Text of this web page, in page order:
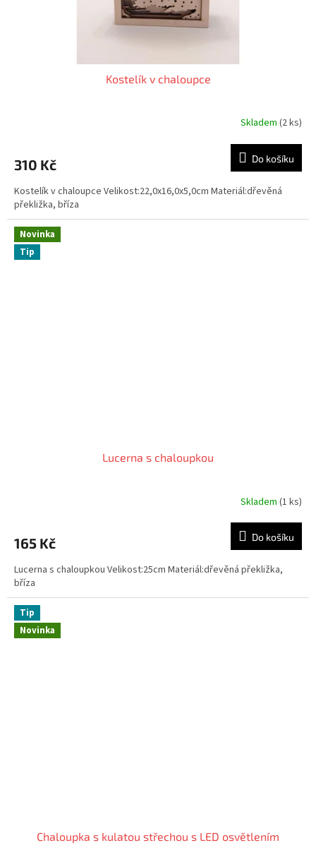
Kostelík v chaloupce
je
z
5
hvězdiček.
Skladem(2 ks)
310 Kč Do košíku
Kostelík v chaloupce Velikost:22,0x16,0x5,0cm Materiál:dřevěná
překližka, bříza
Novinka
Tip
Lucerna s chaloupkou
je
z
5
hvězdiček.
Skladem(1 ks)
165 Kč Do košíku
Lucerna s chaloupkou Velikost:25cm Materiál:dřevěná překližka,
bříza
Tip
Novinka
Chaloupka s kulatou střechou s LED osvětlením